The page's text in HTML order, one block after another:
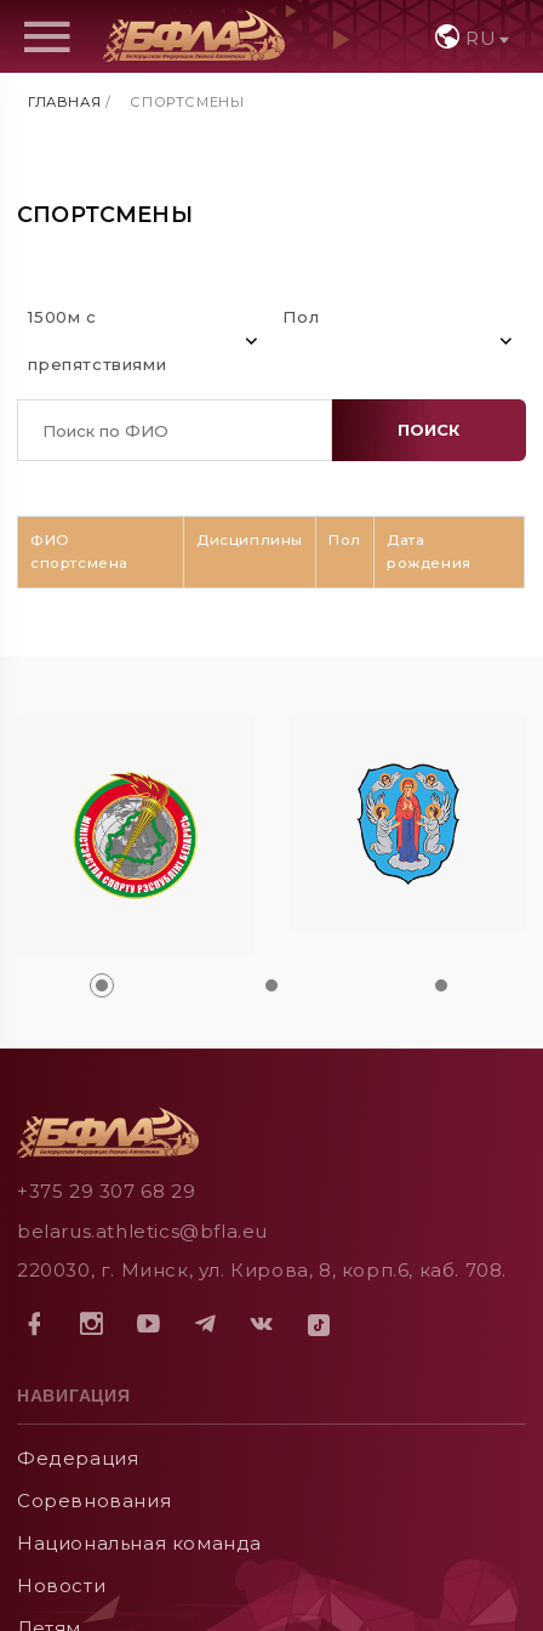
RU
ГЛАВНАЯ / СПОРТСМЕНЫ
СПОРТСМЕНЫ
1500м с
препятствиями
Пол
ПОИСК
ФИО
спортсмена
Дисциплины Пол
Дата
рождения
+375 29 307 68 29
belarus.athletics@bfla.eu
220030, г. Минск, ул. Кирова, 8, корп.6, каб. 708.
НАВИГАЦИЯ
Федерация
Соревнования
Национальная команда
Новости